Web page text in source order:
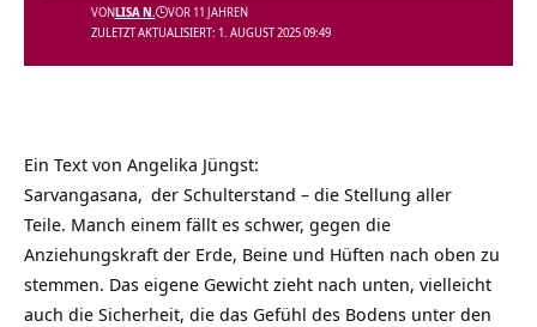
ZULETZT AKTUALISIERT: 1. AUGUST 2025 09:49
VONLISA N. VOR 11 JAHREN
Ein Text von Angelika Jüngst:
Sarvangasana, der Schulterstand – die Stellung aller
Teile. Manch einem fällt es schwer, gegen die
Anziehungskraft der Erde, Beine und Hüften nach oben zu
stemmen. Das eigene Gewicht zieht nach unten, vielleicht
auch die Sicherheit, die das Gefühl des Bodens unter den